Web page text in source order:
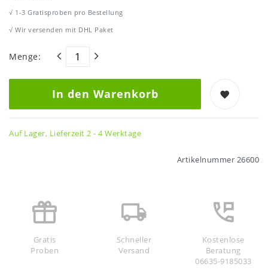
√ 1-3 Gratisproben pro Bestellung
√ Wir versenden mit DHL Paket
Menge:
In den Warenkorb
Auf Lager, Lieferzeit 2 - 4 Werktage
Artikelnummer 26600
Gratis
Proben
Schneller
Versand
Kostenlose
Beratung
06635-9185033